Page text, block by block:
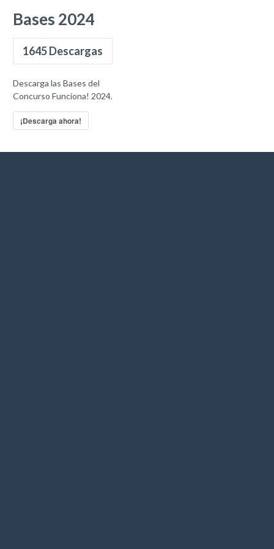
Bases 2024
1645Descargas
Descarga las Bases del
Concurso Funciona! 2024.
¡Descarga ahora!